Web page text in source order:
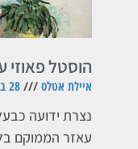
הוסטל פאוזי
איילת אטלס
נצרת ידועה
עאזר הממוקם